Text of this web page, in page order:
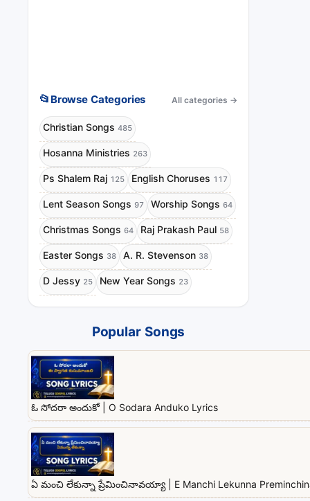
📂 Browse Categories All categories →
Christian Songs 485
Hosanna Ministries 263
Ps Shalem Raj 125 English Choruses 117
Lent Season Songs 97 Worship Songs 64
Christmas Songs 64 Raj Prakash Paul 58
Easter Songs 38 A. R. Stevenson 38
D Jessy 25 New Year Songs 23
Popular Songs
ఓ సోదరా అందుకో | O Sodara Anduko Lyrics
ఏ మంచి లేకున్నా ప్రేమించినావయ్యా | E Manchi Lekunna